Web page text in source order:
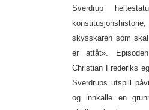
Sverdrup
skysskaren som
er attåt».
Christian Frederiks
Sverdrups utspill
og innkalle en